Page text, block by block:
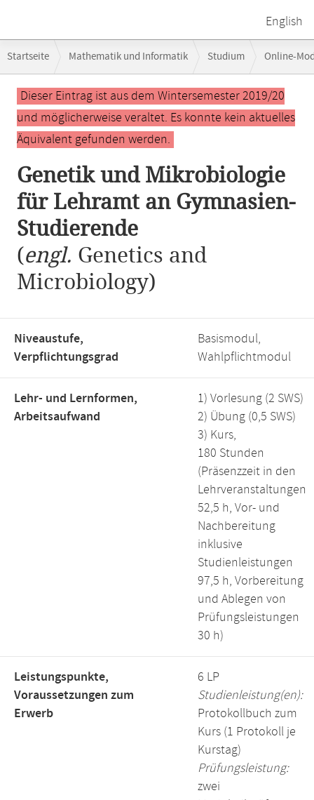
English
Navigation
Startseite Mathematik und Informatik Studium Online-
Genetik und Mikrobiologie für Lehramt an Gymnasien-Studierende
Hauptinhalt
Dieser Eintrag ist aus dem Wintersemester 2019/20
und möglicherweise veraltet. Es konnte kein aktuelles
Äquivalent gefunden werden.
Genetik und Mikrobiologie
für Lehramt an Gymnasien-
Studierende
(engl. Genetics and
Microbiology)
Niveaustufe,
Verpflichtungsgrad
Basismodul,
Wahlpflichtmodul
Lehr- und Lernformen,
Arbeitsaufwand
1) Vorlesung (2 SWS)
2) Übung (0,5 SWS)
3) Kurs,
180 Stunden
(Präsenzzeit in den
Lehrveranstaltungen
52,5 h, Vor- und
Nachbereitung
inklusive
Studienleistungen
97,5 h, Vorbereitung
und Ablegen von
Prüfungsleistungen
30 h)
Leistungspunkte,
Voraussetzungen zum
Erwerb
6 LP
Studienleistung(en):
Protokollbuch zum
Kurs (1 Protokoll je
Kurstag)
Prüfungsleistung:
zwei